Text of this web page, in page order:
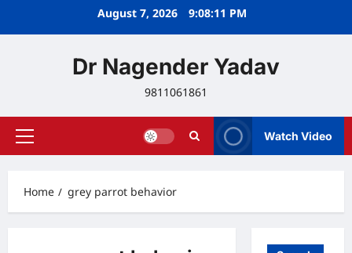
August 7, 2026 9:08:11 PM
Dr Nagender Yadav
9811061861
Primary
Watch Video
Home grey parrot behavior